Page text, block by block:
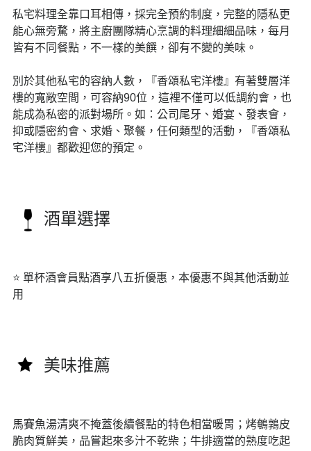
私宅料理全靠口耳相傳，採完全預約制度，完整的隱私更
能心無旁騖，將主廚團隊精心烹調的料理細細品味，每月
皆有不同餐點，不一樣的美饌，卻有不變的美味。
別於其他私宅的容納人數，『香頌私宅洋樓』有著雙層洋
樓的寬敞空間，可容納90位，這裡不僅可以低調約會，也
能成為私密的派對場所。如：公司尾牙、婚宴、發表會，
抑或隱密約會、求婚、聚餐，任何類型的活動，『香頌私
宅洋樓』都歡迎您的預定。
酒單選擇
⭐️ 單杯酒會員點酒享八五折優惠，本優惠不與其他活動並
用
美味推薦
馬賽魚湯清爽不掩蓋後續餐點的特色相當暖胃；烤鵪鶉皮
脆肉質鮮美，品嘗起來多汁不乾柴；牛排適當的熟度吃起